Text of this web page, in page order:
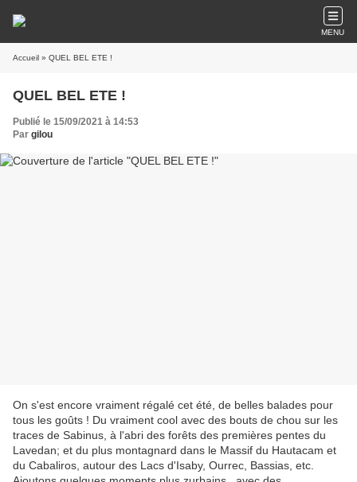
MENU
Accueil » QUEL BEL ETE !
QUEL BEL ETE !
Publié le 15/09/2021 à 14:53
Par gilou
On s'est encore vraiment régalé cet été, de belles balades pour
tous les goûts ! Du vraiment cool avec des bouts de chou sur les
traces de Sabinus, à l'abri des forêts des premières pentes du
Lavedan; et du plus montagnard dans le Massif du Hautacam et
du Cabaliros, autour des Lacs d'Isaby, Ourrec, Bassias, etc.